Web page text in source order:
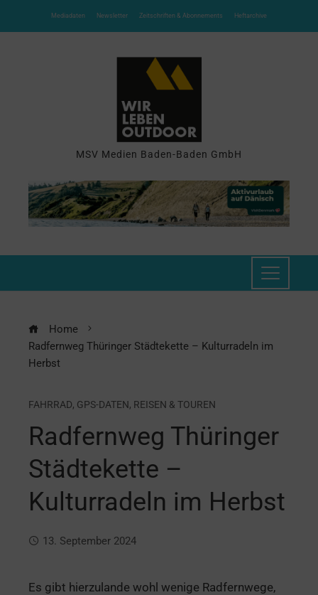
Mediadaten Newsletter Zeitschriften & Abonnements Heftarchive
MSV Medien Baden-Baden GmbH
Home
Radfernweg Thüringer Städtekette – Kulturradeln im
Herbst
FAHRRAD, GPS-DATEN, REISEN & TOUREN
Radfernweg Thüringer
Städtekette –
Kulturradeln im Herbst
13. September 2024
Es gibt hierzulande wohl wenige Radfernwege,